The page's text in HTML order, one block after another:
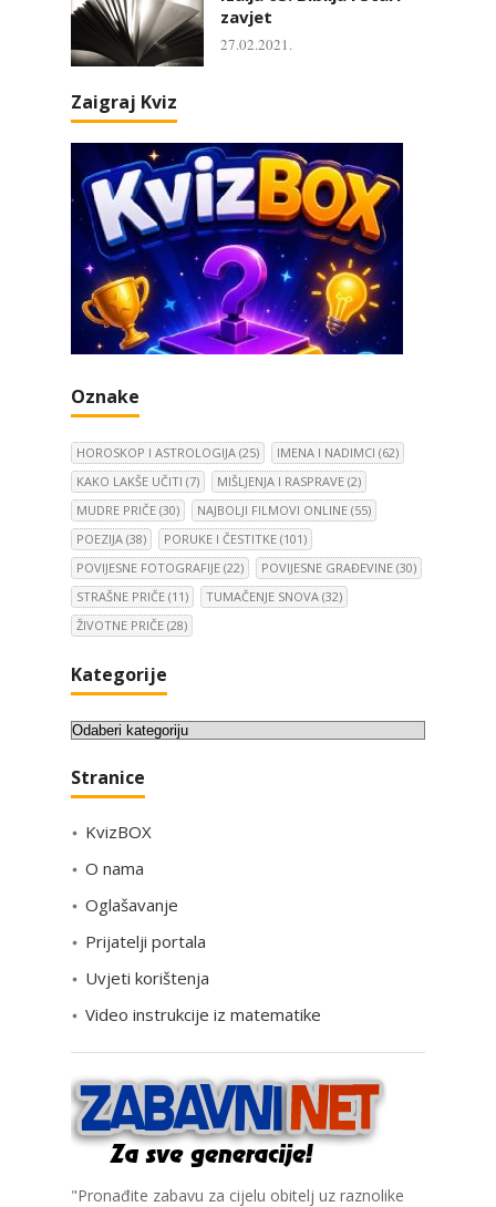
zavjet
27.02.2021.
Zaigraj Kviz
Oznake
HOROSKOP I ASTROLOGIJA (25) IMENA I NADIMCI (62)
KAKO LAKŠE UČITI (7) MIŠLJENJA I RASPRAVE (2)
MUDRE PRIČE (30) NAJBOLJI FILMOVI ONLINE (55)
POEZIJA (38) PORUKE I ČESTITKE (101)
POVIJESNE FOTOGRAFIJE (22) POVIJESNE GRAĐEVINE (30)
STRAŠNE PRIČE (11) TUMAČENJE SNOVA (32)
ŽIVOTNE PRIČE (28)
Kategorije
K
t
g
i
j
Stranice
KvizBOX
O nama
Oglašavanje
Prijatelji portala
Uvjeti korištenja
Video instrukcije iz matematike
"Pronađite zabavu za cijelu obitelj uz raznolike